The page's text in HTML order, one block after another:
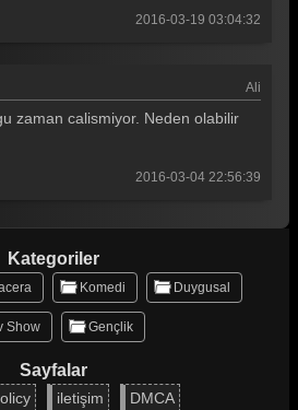
2016-03-19 03:04:32
Ali
zaman calismiyor. Neden olabilir
2016-03-04 22:56:39
Kategoriler
Komedi Duygusal
Show Gençlik
Sayfalar
iletişim DMCA